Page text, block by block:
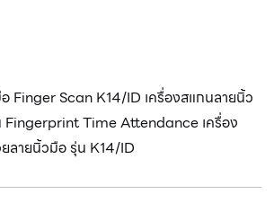
Finger Scan K14/ID เครื่องสแกนลายนิ้ว
Fingerprint Time Attendance เครื่อง
ลายนิ้วมือ รุ่น K14/ID